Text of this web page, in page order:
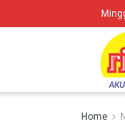
Home